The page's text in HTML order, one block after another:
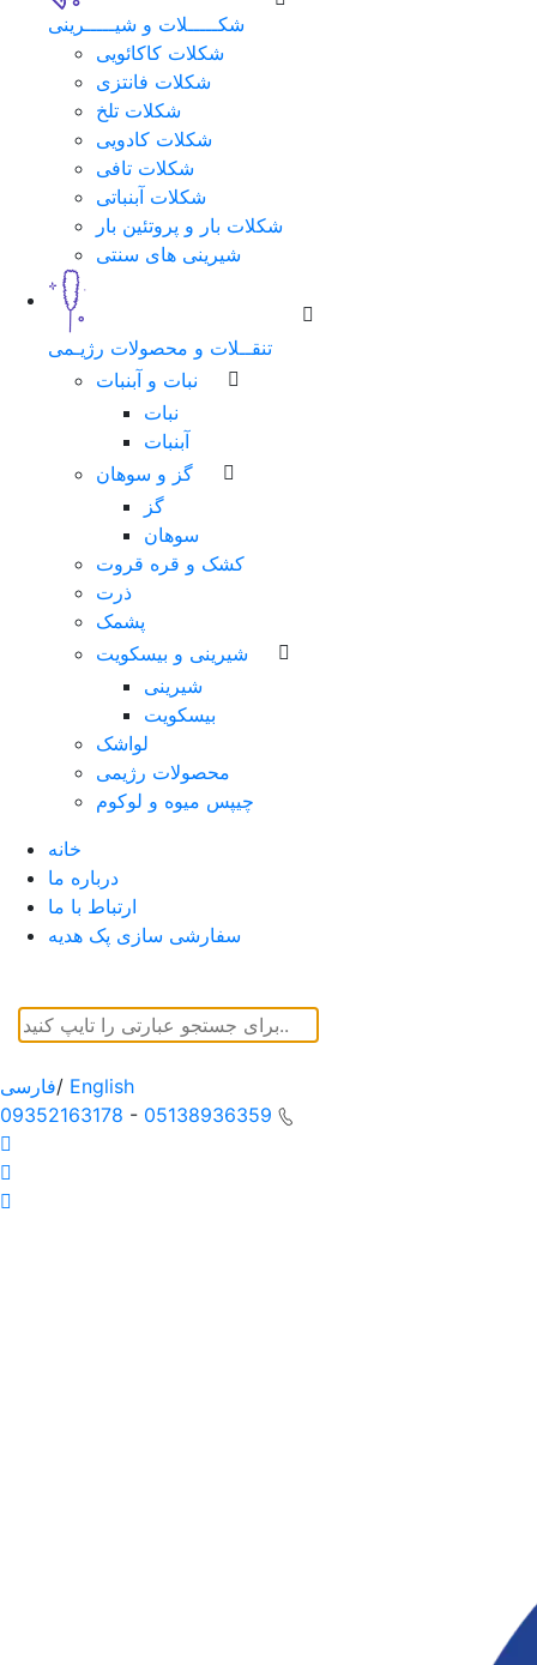
شکـــــلات و شیـــــرینی
شکلات کاکائویی
شکلات فانتزی
شکلات تلخ
شکلات کادویی
شکلات تافی
شکلات آبنباتی
شکلات بار و پروتئین بار
شیرینی های سنتی
تنقــلات و محصولات رژیـمی
نبات و آبنبات
نبات
آبنبات
گز و سوهان
گز
سوهان
کشک و قره قروت
ذرت
پشمک
شیرینی و بیسکویت
شیرینی
بیسکویت
لواشک
محصولات رژیمی
چیپس میوه و لوکوم
خانه
درباره ما
ارتباط با ما
سفارشی سازی پک هدیه
فارسی/ English
09352163178 - 05138936359